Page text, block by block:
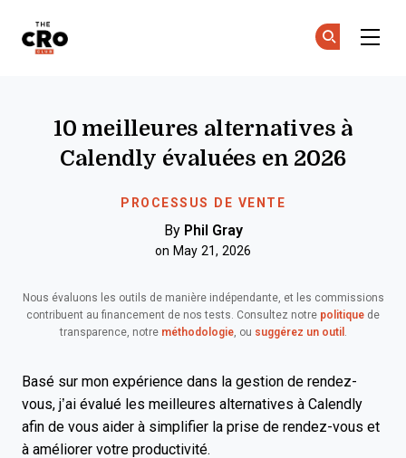
PROCESSUS DE VENTE
10 meilleures alternatives à
Calendly évaluées en 2026
By Phil Gray
on May 21, 2026
Nous évaluons les outils de manière indépendante, et les commissions
contribuent au financement de nos tests. Consultez notre politique de
transparence, notre méthodologie, ou suggérez un outil .
Basé sur mon expérience dans la gestion de rendez-
vous, j’ai évalué les meilleures alternatives à Calendly
afin de vous aider à simplifier la prise de rendez-vous et
à améliorer votre productivité.